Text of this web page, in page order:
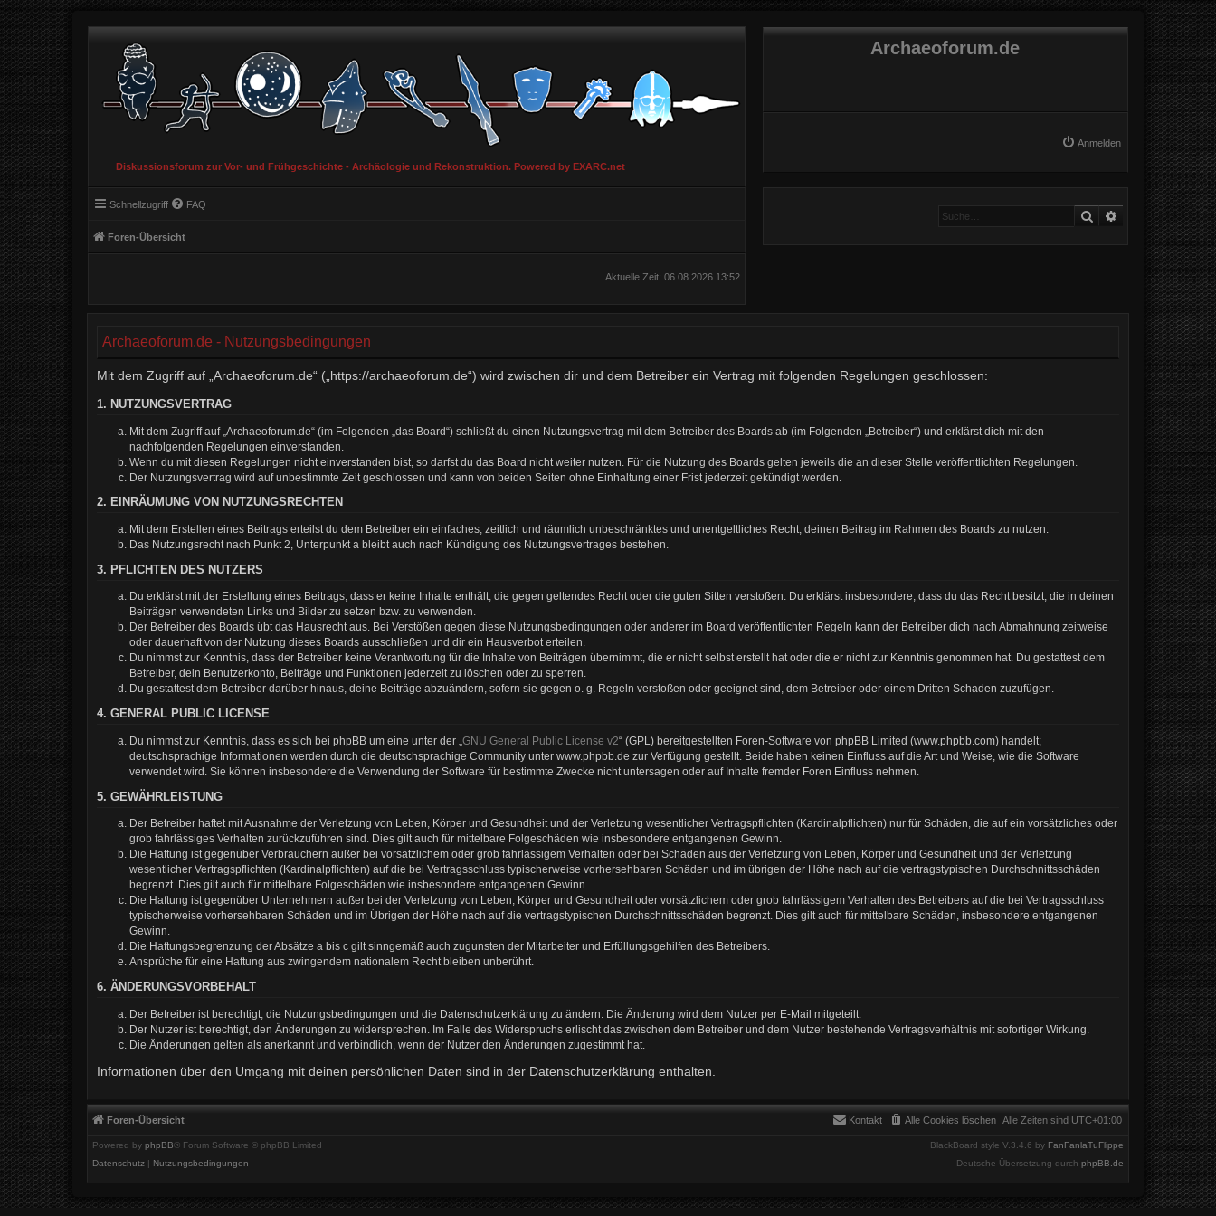
Diskussionsforum zur Vor- und Frühgeschichte - Archäologie und Rekonstruktion. Powered by EXARC.net
Archaeoforum.de
Anmelden
Schnellzugriff FAQ
Foren-Übersicht
Suche Erweiterte Suche
Aktuelle Zeit: 06.08.2026 13:52
Archaeoforum.de - Nutzungsbedingungen
Mit dem Zugriff auf „Archaeoforum.de“ („https://archaeoforum.de“) wird zwischen dir und dem Betreiber ein Vertrag mit folgenden Regelungen geschlossen:
1. NUTZUNGSVERTRAG
Mit dem Zugriff auf „Archaeoforum.de“ (im Folgenden „das Board“) schließt du einen Nutzungsvertrag mit dem Betreiber des Boards ab (im Folgenden „Betreiber“) und erklärst dich mit den
nachfolgenden Regelungen einverstanden.
Wenn du mit diesen Regelungen nicht einverstanden bist, so darfst du das Board nicht weiter nutzen. Für die Nutzung des Boards gelten jeweils die an dieser Stelle veröffentlichten Regelungen.
Der Nutzungsvertrag wird auf unbestimmte Zeit geschlossen und kann von beiden Seiten ohne Einhaltung einer Frist jederzeit gekündigt werden.
2. EINRÄUMUNG VON NUTZUNGSRECHTEN
Mit dem Erstellen eines Beitrags erteilst du dem Betreiber ein einfaches, zeitlich und räumlich unbeschränktes und unentgeltliches Recht, deinen Beitrag im Rahmen des Boards zu nutzen.
Das Nutzungsrecht nach Punkt 2, Unterpunkt a bleibt auch nach Kündigung des Nutzungsvertrages bestehen.
3. PFLICHTEN DES NUTZERS
Du erklärst mit der Erstellung eines Beitrags, dass er keine Inhalte enthält, die gegen geltendes Recht oder die guten Sitten verstoßen. Du erklärst insbesondere, dass du das Recht besitzt, die in deinen
Beiträgen verwendeten Links und Bilder zu setzen bzw. zu verwenden.
Der Betreiber des Boards übt das Hausrecht aus. Bei Verstößen gegen diese Nutzungsbedingungen oder anderer im Board veröffentlichten Regeln kann der Betreiber dich nach Abmahnung zeitweise
oder dauerhaft von der Nutzung dieses Boards ausschließen und dir ein Hausverbot erteilen.
Du nimmst zur Kenntnis, dass der Betreiber keine Verantwortung für die Inhalte von Beiträgen übernimmt, die er nicht selbst erstellt hat oder die er nicht zur Kenntnis genommen hat. Du gestattest dem
Betreiber, dein Benutzerkonto, Beiträge und Funktionen jederzeit zu löschen oder zu sperren.
Du gestattest dem Betreiber darüber hinaus, deine Beiträge abzuändern, sofern sie gegen o. g. Regeln verstoßen oder geeignet sind, dem Betreiber oder einem Dritten Schaden zuzufügen.
4. GENERAL PUBLIC LICENSE
Du nimmst zur Kenntnis, dass es sich bei phpBB um eine unter der „ GNU General Public License v2“ (GPL) bereitgestellten Foren-Software von phpBB Limited (www.phpbb.com) handelt;
deutschsprachige Informationen werden durch die deutschsprachige Community unter www.phpbb.de zur Verfügung gestellt. Beide haben keinen Einfluss auf die Art und Weise, wie die Software
verwendet wird. Sie können insbesondere die Verwendung der Software für bestimmte Zwecke nicht untersagen oder auf Inhalte fremder Foren Einfluss nehmen.
5. GEWÄHRLEISTUNG
Der Betreiber haftet mit Ausnahme der Verletzung von Leben, Körper und Gesundheit und der Verletzung wesentlicher Vertragspflichten (Kardinalpflichten) nur für Schäden, die auf ein vorsätzliches oder
grob fahrlässiges Verhalten zurückzuführen sind. Dies gilt auch für mittelbare Folgeschäden wie insbesondere entgangenen Gewinn.
Die Haftung ist gegenüber Verbrauchern außer bei vorsätzlichem oder grob fahrlässigem Verhalten oder bei Schäden aus der Verletzung von Leben, Körper und Gesundheit und der Verletzung
wesentlicher Vertragspflichten (Kardinalpflichten) auf die bei Vertragsschluss typischerweise vorhersehbaren Schäden und im übrigen der Höhe nach auf die vertragstypischen Durchschnittsschäden
begrenzt. Dies gilt auch für mittelbare Folgeschäden wie insbesondere entgangenen Gewinn.
Die Haftung ist gegenüber Unternehmern außer bei der Verletzung von Leben, Körper und Gesundheit oder vorsätzlichem oder grob fahrlässigem Verhalten des Betreibers auf die bei Vertragsschluss
typischerweise vorhersehbaren Schäden und im Übrigen der Höhe nach auf die vertragstypischen Durchschnittsschäden begrenzt. Dies gilt auch für mittelbare Schäden, insbesondere entgangenen
Gewinn.
Die Haftungsbegrenzung der Absätze a bis c gilt sinngemäß auch zugunsten der Mitarbeiter und Erfüllungsgehilfen des Betreibers.
Ansprüche für eine Haftung aus zwingendem nationalem Recht bleiben unberührt.
6. ÄNDERUNGSVORBEHALT
Der Betreiber ist berechtigt, die Nutzungsbedingungen und die Datenschutzerklärung zu ändern. Die Änderung wird dem Nutzer per E-Mail mitgeteilt.
Der Nutzer ist berechtigt, den Änderungen zu widersprechen. Im Falle des Widerspruchs erlischt das zwischen dem Betreiber und dem Nutzer bestehende Vertragsverhältnis mit sofortiger Wirkung.
Die Änderungen gelten als anerkannt und verbindlich, wenn der Nutzer den Änderungen zugestimmt hat.
Informationen über den Umgang mit deinen persönlichen Daten sind in der Datenschutzerklärung enthalten.
Foren-Übersicht Alle Zeiten sind UTC+01:00
Alle Cookies löschen
Kontakt
Powered by phpBB® Forum Software © phpBB Limited BlackBoard style V.3.4.6 by FanFanlaTuFlippe
Deutsche Übersetzung durch phpBB.de
Datenschutz | Nutzungsbedingungen